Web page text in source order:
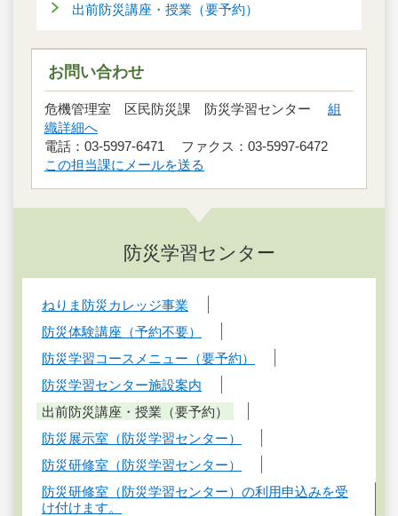
出前防災講座・授業（要予約）
お問い合わせ
危機管理室 区民防災課 防災学習センター 組
織詳細へ
電話：03-5997-6471 ファクス：03-5997-6472
この担当課にメールを送る
防災学習センター
ねりま防災カレッジ事業
防災体験講座（予約不要）
防災学習コースメニュー（要予約）
防災学習センター施設案内
出前防災講座・授業（要予約）
防災展示室（防災学習センター）
防災研修室（防災学習センター）
防災研修室（防災学習センター）の利用申込みを受
け付けます。